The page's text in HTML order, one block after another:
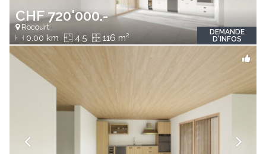
CHF 720'000.-
Rocourt
0.00 km 4.5 116 m2
DEMANDE
D'INFOS